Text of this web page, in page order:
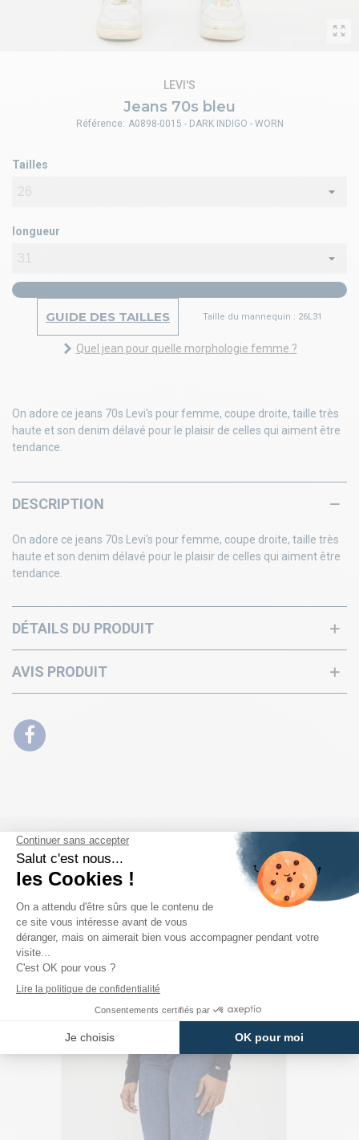
Jeans 70s bleu
LEVI'S
On adore ce jeans 70s Levi's pour femme, coupe droite, taille très
haute et son denim délavé pour le plaisir de celles qui aiment être
tendance.
Tailles
longueur
GUIDE DES TAILLES Taille du mannequin : 26L31
Quel jean pour quelle morphologie femme ?
Référence: A0898-0015 - DARK INDIGO - WORN
DESCRIPTION
On adore ce jeans 70s Levi's pour femme, coupe droite, taille très
haute et son denim délavé pour le plaisir de celles qui aiment être
tendance.
DÉTAILS DU PRODUIT
AVIS PRODUIT
PRODUITS DE LA MÊME CATÉGORIE